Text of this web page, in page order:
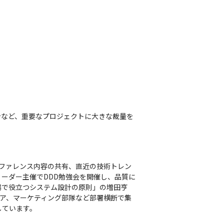
ど、重要なプロジェクトに大きな裁量を
ァレンス内容の共有、直近の技術トレン
ダー主催でDDD勉強会を開催し、品質に
役立つシステム設計の原則」の増田亨
マーケティング部隊など部署横断で集
います。